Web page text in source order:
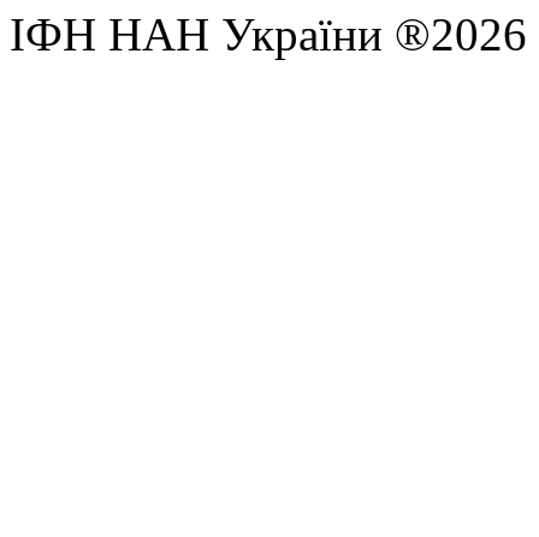
ІФН НАН України ®2026